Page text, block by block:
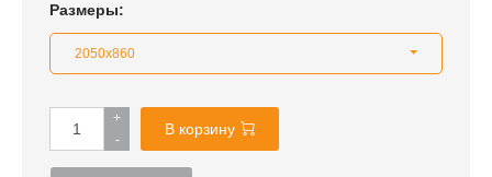
Размеры:
2050x860
+
-
В корзину